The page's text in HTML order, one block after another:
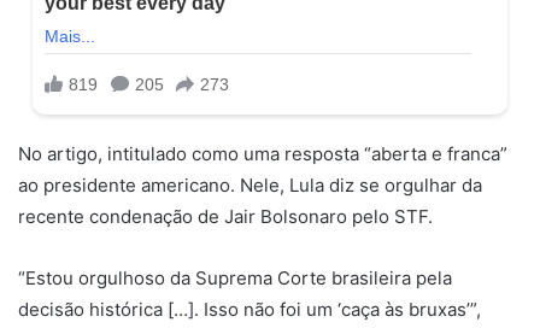
No artigo, intitulado como uma resposta “aberta e franca”
ao presidente americano. Nele, Lula diz se orgulhar da
recente condenação de Jair Bolsonaro pelo STF.
“Estou orgulhoso da Suprema Corte brasileira pela
decisão histórica […]. Isso não foi um ‘caça às bruxas’”,